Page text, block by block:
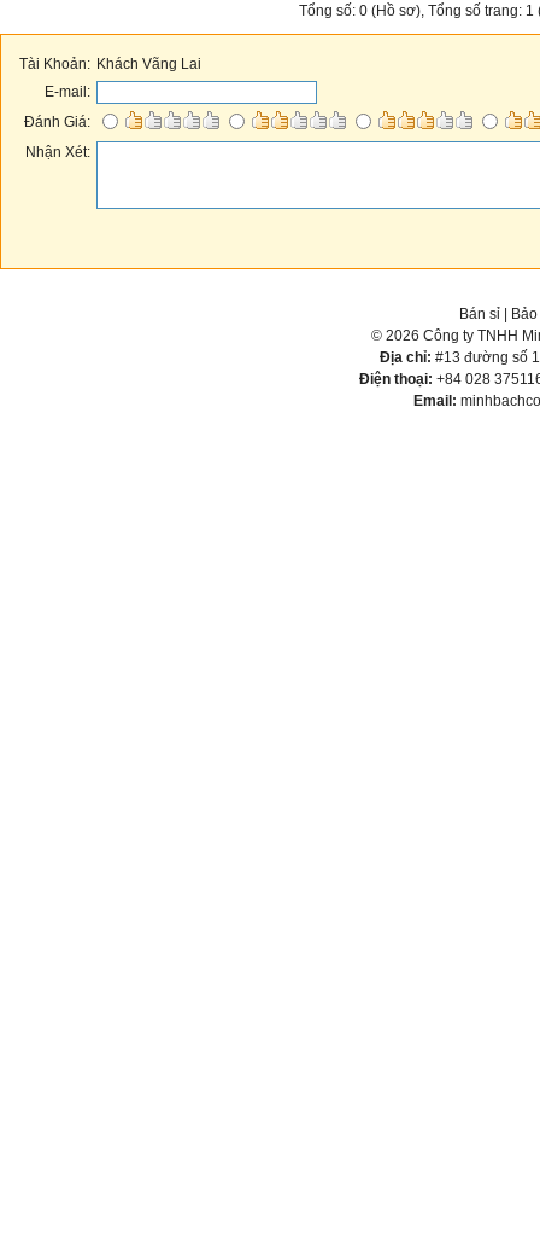
Tổng số: 0 (Hồ sơ), Tổng số trang:
Tài Khoản: Khách Vãng Lai
E-mail:
Đánh Giá:
Nhận Xét:
Bán sỉ
© 2026 Công ty TNHH
Địa chỉ: #13 đường số
Điện thoại: +84 028
Email: